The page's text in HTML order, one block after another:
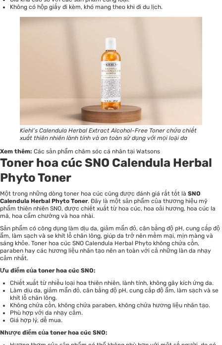
Không có hộp giấy đi kèm, khó mang theo khi đi du lịch.
Kiehl’s Calendula Herbal Extract Alcohol-Free Toner chứa chiết
xuất thiên nhiên lành tính và an toàn sử dụng với mọi loại da
Xem thêm: Các sản phẩm chăm sóc cá nhân tại Watsons
Toner hoa cúc SNO Calendula Herbal
Phyto Toner
Một trong những dòng toner hoa cúc cũng được đánh giá rất tốt là SNO
Calendula Herbal Phyto Toner. Đây là một sản phẩm của thương hiệu mỹ
phẩm thiên nhiên SNO, được chiết xuất từ hoa cúc, hoa oải hương, hoa cúc la
mã, hoa cẩm chướng và hoa nhài.
Sản phẩm có công dụng làm dịu da, giảm mẩn đỏ, cân bằng độ pH, cung cấp độ
ẩm, làm sạch và se khít lỗ chân lông, giúp da trở nên mềm mại, mịn màng và
sáng khỏe. Toner hoa cúc SNO Calendula Herbal Phyto không chứa cồn,
paraben hay các hương liệu nhân tạo nên an toàn với cả những làn da nhạy
cảm nhất.
Ưu điểm của toner hoa cúc SNO:
Chiết xuất từ nhiều loại hoa thiên nhiên, lành tính, không gây kích ứng da.
Làm dịu da, giảm mẩn đỏ, cân bằng độ pH, cung cấp độ ẩm, làm sạch và se
khít lỗ chân lông.
Không chứa cồn, không chứa paraben, không chứa hương liệu nhân tạo.
Phù hợp với da nhạy cảm.
Giá hợp lý, dễ mua.
Nhược điểm của toner hoa cúc SNO: